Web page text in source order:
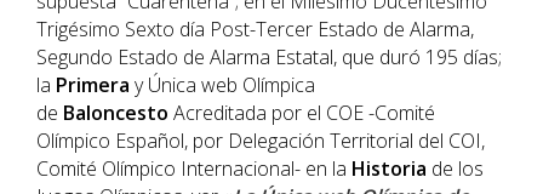
Trigésimo Sexto día Post-Tercer Estado de Alarma,
Segundo Estado de Alarma Estatal, que duró 195 días;
la Primera y Única web Olímpica
de Baloncesto Acreditada por el COE -Comité
Olímpico Español, por Delegación Territorial del COI,
Comité Olímpico Internacional- en la Historia de los